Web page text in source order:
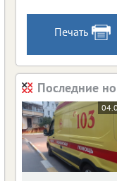
Печать
Последние